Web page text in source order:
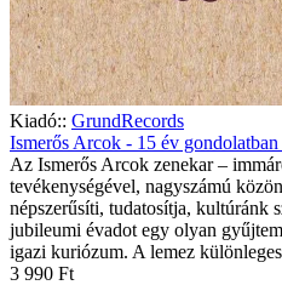
Kiadó:: GrundRecords
Ismerős Arcok - 15 év
Az Ismerős Arcok zenekar –
tevékenységével, nagyszámú
népszerűsíti, tudatosítja, kultúránk
jubileumi évadot egy olyan
igazi kuriózum. A lemez
3 990 Ft